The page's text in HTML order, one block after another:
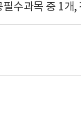
수과목 중 1개,